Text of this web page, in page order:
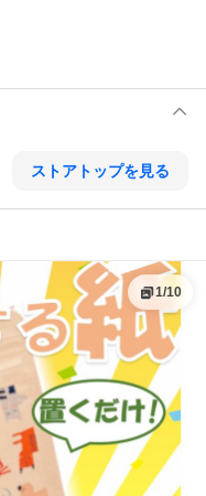
ストアトップを見る
1/10